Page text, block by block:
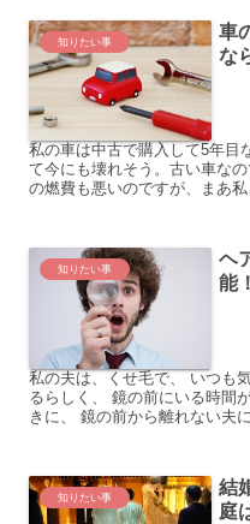
知りたい事
車
な
私の車は中古で購入して5年目
て今にも壊れそう。古い車な
の燃費も悪いのですが、まあ
知りたい事
ヘ
能
私の夫は、くせ毛で、 いつも
るらしく、 鏡の前にいる時間
きに、 鏡の前から離れない夫
知りたい事
結
庭